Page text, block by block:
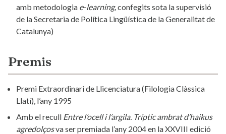
amb metodologia e-learning, confegits sota la supervisió
de la Secretaria de Política Lingüística de la Generalitat de
Catalunya)
Premis
Premi Extraordinari de Llicenciatura (Filologia Clàssica
Llatí), l’any 1995
Amb el recull Entre l’ocell i l’argila. Tríptic ambrat d’haikus
agredolçosva ser premiada l’any 2004 en la XXVIII edició